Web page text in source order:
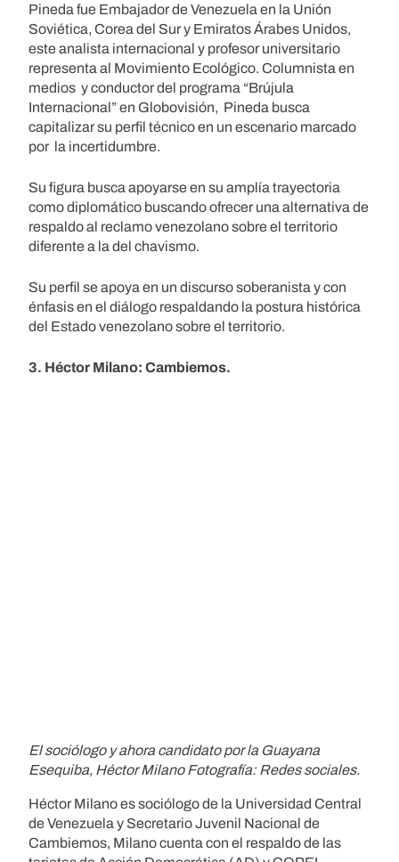
Pineda fue Embajador de Venezuela en la Unión
Soviética, Corea del Sur y Emiratos Árabes Unidos,
este analista internacional y profesor universitario
representa al Movimiento Ecológico. Columnista en
medios y conductor del programa “Brújula
Internacional” en Globovisión, Pineda busca
capitalizar su perfil técnico en un escenario marcado
por la incertidumbre.
Su figura busca apoyarse en su amplía trayectoria
como diplomático buscando ofrecer una alternativa de
respaldo al reclamo venezolano sobre el territorio
diferente a la del chavismo.
Su perfil se apoya en un discurso soberanista y con
énfasis en el diálogo respaldando la postura histórica
del Estado venezolano sobre el territorio.
3. Héctor Milano: Cambiemos.
El sociólogo y ahora candidato por la Guayana
Esequiba, Héctor Milano Fotografía: Redes sociales.
Héctor Milano es sociólogo de la Universidad Central
de Venezuela y Secretario Juvenil Nacional de
Cambiemos, Milano cuenta con el respaldo de las